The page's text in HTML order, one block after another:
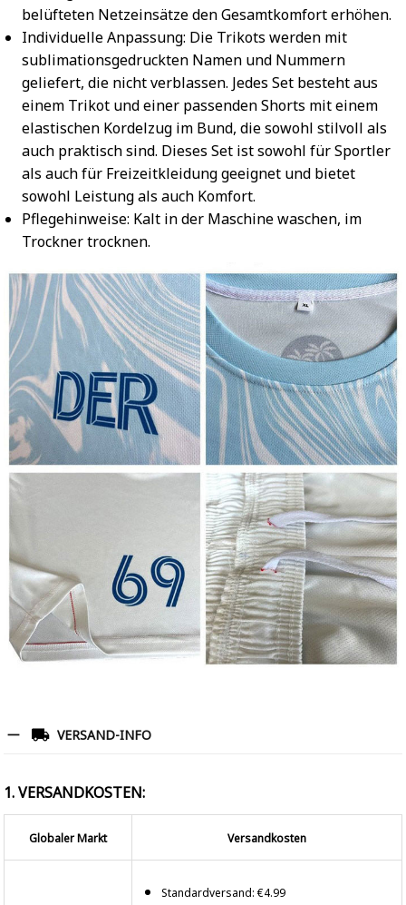
belüfteten Netzeinsätze den Gesamtkomfort erhöhen.
Individuelle Anpassung: Die Trikots werden mit
sublimationsgedruckten Namen und Nummern
geliefert, die nicht verblassen. Jedes Set besteht aus
einem Trikot und einer passenden Shorts mit einem
elastischen Kordelzug im Bund, die sowohl stilvoll als
auch praktisch sind. Dieses Set ist sowohl für Sportler
als auch für Freizeitkleidung geeignet und bietet
sowohl Leistung als auch Komfort.
Pflegehinweise: Kalt in der Maschine waschen, im
Trockner trocknen.
VERSAND-INFO
1. VERSANDKOSTEN:
Globaler Markt Versandkosten
Standardversand: €4.99